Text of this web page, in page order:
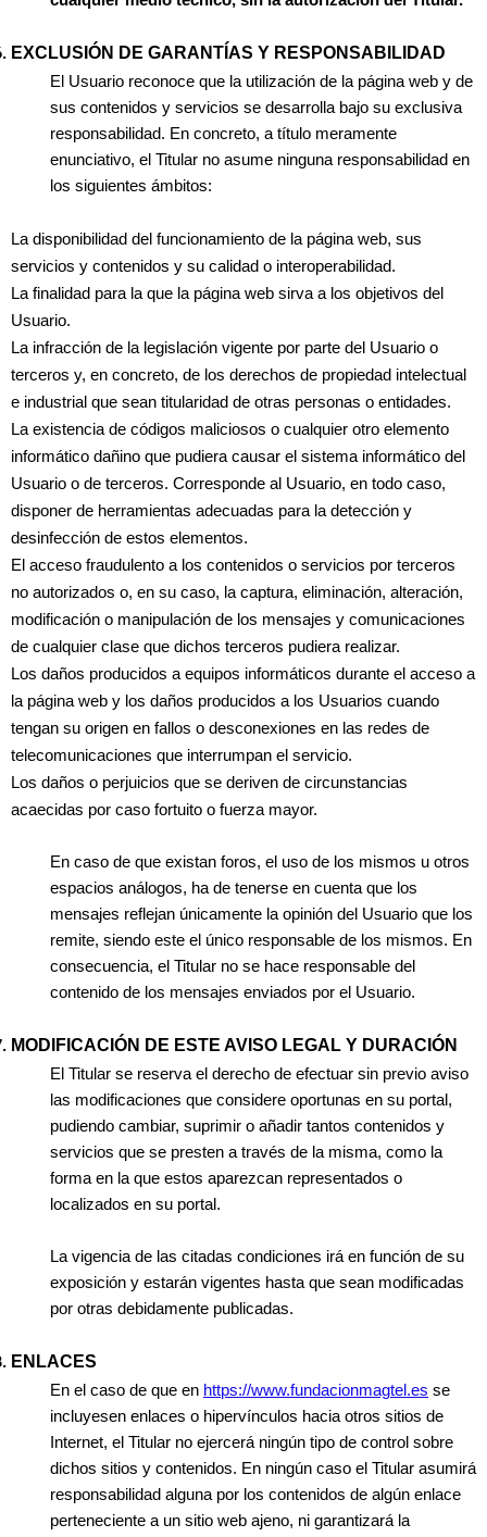
EXCLUSIÓN DE GARANTÍAS Y RESPONSABILIDAD
El Usuario reconoce que la utilización de la página web y de
sus contenidos y servicios se desarrolla bajo su exclusiva
responsabilidad. En concreto, a título meramente
enunciativo, el Titular no asume ninguna responsabilidad en
los siguientes ámbitos:
La disponibilidad del funcionamiento de la página web, sus
servicios y contenidos y su calidad o interoperabilidad.
La finalidad para la que la página web sirva a los objetivos del
Usuario.
La infracción de la legislación vigente por parte del Usuario o
terceros y, en concreto, de los derechos de propiedad intelectual
e industrial que sean titularidad de otras personas o entidades.
La existencia de códigos maliciosos o cualquier otro elemento
informático dañino que pudiera causar el sistema informático del
Usuario o de terceros. Corresponde al Usuario, en todo caso,
disponer de herramientas adecuadas para la detección y
desinfección de estos elementos.
El acceso fraudulento a los contenidos o servicios por terceros
no autorizados o, en su caso, la captura, eliminación, alteración,
modificación o manipulación de los mensajes y comunicaciones
de cualquier clase que dichos terceros pudiera realizar.
Los daños producidos a equipos informáticos durante el acceso a
la página web y los daños producidos a los Usuarios cuando
tengan su origen en fallos o desconexiones en las redes de
telecomunicaciones que interrumpan el servicio.
Los daños o perjuicios que se deriven de circunstancias
acaecidas por caso fortuito o fuerza mayor.
En caso de que existan foros, el uso de los mismos u otros
espacios análogos, ha de tenerse en cuenta que los
mensajes reflejan únicamente la opinión del Usuario que los
remite, siendo este el único responsable de los mismos. En
consecuencia, el Titular no se hace responsable del
contenido de los mensajes enviados por el Usuario.
MODIFICACIÓN DE ESTE AVISO LEGAL Y DURACIÓN
El Titular se reserva el derecho de efectuar sin previo aviso
las modificaciones que considere oportunas en su portal,
pudiendo cambiar, suprimir o añadir tantos contenidos y
servicios que se presten a través de la misma, como la
forma en la que estos aparezcan representados o
localizados en su portal.
La vigencia de las citadas condiciones irá en función de su
exposición y estarán vigentes hasta que sean modificadas
por otras debidamente publicadas.
ENLACES
En el caso de que en https://www.fundacionmagtel.es se
incluyesen enlaces o hipervínculos hacia otros sitios de
Internet, el Titular no ejercerá ningún tipo de control sobre
dichos sitios y contenidos. En ningún caso el Titular asumirá
responsabilidad alguna por los contenidos de algún enlace
perteneciente a un sitio web ajeno, ni garantizará la